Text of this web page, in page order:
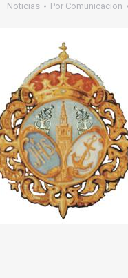
Noticias Por Comunicacion